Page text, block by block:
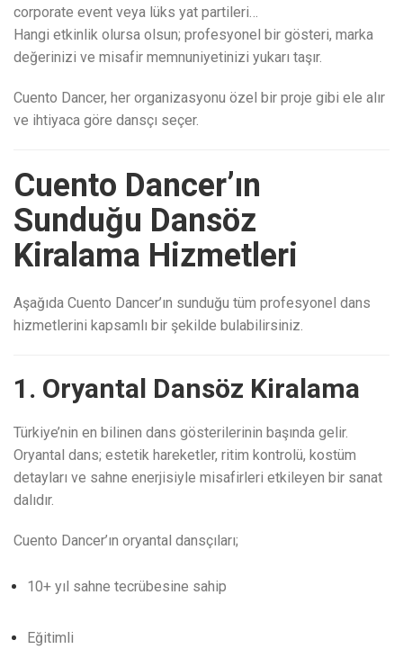
corporate event veya lüks yat partileri…
Hangi etkinlik olursa olsun; profesyonel bir gösteri, marka
değerinizi ve misafir memnuniyetinizi yukarı taşır.
Cuento Dancer, her organizasyonu özel bir proje gibi ele alır
ve ihtiyaca göre dansçı seçer.
Cuento Dancer’ın
Sunduğu Dansöz
Kiralama Hizmetleri
Aşağıda Cuento Dancer’ın sunduğu tüm profesyonel dans
hizmetlerini kapsamlı bir şekilde bulabilirsiniz.
1. Oryantal Dansöz Kiralama
Türkiye’nin en bilinen dans gösterilerinin başında gelir.
Oryantal dans; estetik hareketler, ritim kontrolü, kostüm
detayları ve sahne enerjisiyle misafirleri etkileyen bir sanat
dalıdır.
Cuento Dancer’ın oryantal dansçıları;
10+ yıl sahne tecrübesine sahip
Eğitimli